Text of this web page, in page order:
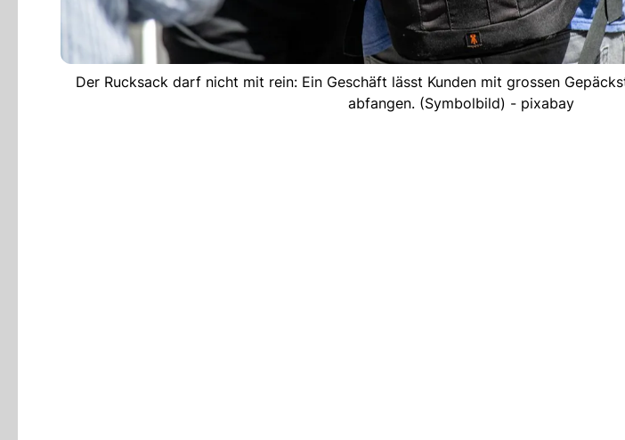
Der Rucksack darf nicht mit rein: Ein Geschäft lässt Kunden mit grossen
abfangen. (Symbolbild) - pixabay